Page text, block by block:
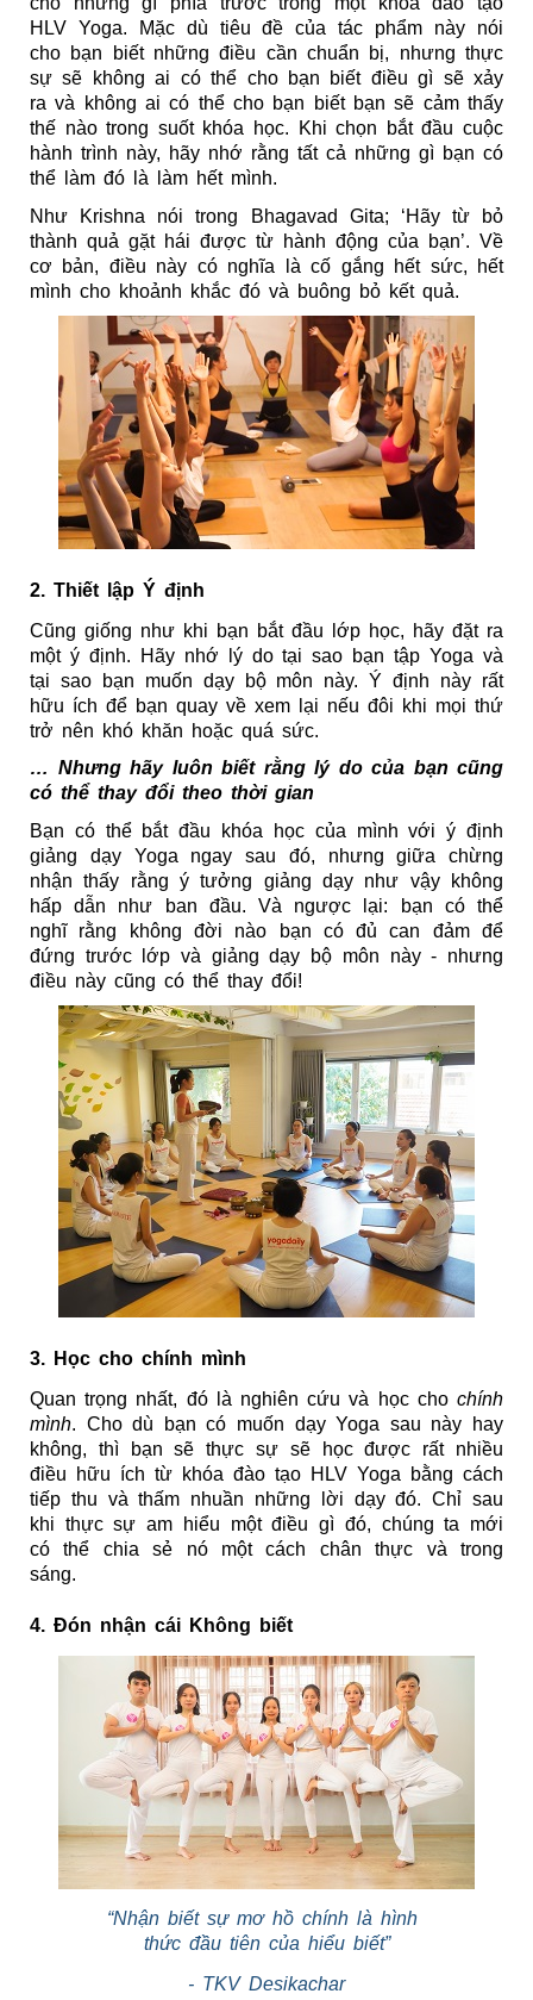
HLV Yoga. Mặc dù tiêu đề của tác phẩm này nói
cho bạn biết những điều cần chuẩn bị, nhưng thực
sự sẽ không ai có thể cho bạn biết điều gì sẽ xảy
ra và không ai có thể cho bạn biết bạn sẽ cảm thấy
thế nào trong suốt khóa học. Khi chọn bắt đầu cuộc
hành trình này, hãy nhớ rằng tất cả những gì bạn có
thể làm đó là làm hết mình.
Như Krishna nói trong Bhagavad Gita; ‘Hãy từ bỏ
thành quả gặt hái được từ hành động của bạn’. Về
cơ bản, điều này có nghĩa là cố gắng hết sức, hết
mình cho khoảnh khắc đó và buông bỏ kết quả.
2. Thiết lập Ý định
Cũng giống như khi bạn bắt đầu lớp học, hãy đặt ra
một ý định. Hãy nhớ lý do tại sao bạn tập Yoga và
tại sao bạn muốn dạy bộ môn này. Ý định này rất
hữu ích để bạn quay về xem lại nếu đôi khi mọi thứ
trở nên khó khăn hoặc quá sức.
… Nhưng hãy luôn biết rằng lý do của bạn cũng
có thể thay đổi theo thời gian
Bạn có thể bắt đầu khóa học của mình với ý định
giảng dạy Yoga ngay sau đó, nhưng giữa chừng
nhận thấy rằng ý tưởng giảng dạy như vậy không
hấp dẫn như ban đầu. Và ngược lại: bạn có thể
nghĩ rằng không đời nào bạn có đủ can đảm để
đứng trước lớp và giảng dạy bộ môn này - nhưng
điều này cũng có thể thay đổi!
3. Học cho chính mình
Quan trọng nhất, đó là nghiên cứu và học cho chính
mình. Cho dù bạn có muốn dạy Yoga sau này hay
không, thì bạn sẽ thực sự sẽ học được rất nhiều
điều hữu ích từ khóa đào tạo HLV Yoga bằng cách
tiếp thu và thấm nhuần những lời dạy đó. Chỉ sau
khi thực sự am hiểu một điều gì đó, chúng ta mới
có thể chia sẻ nó một cách chân thực và trong
sáng.
4. Đón nhận cái Không biết
“Nhận biết sự mơ hồ chính là hình
thức đầu tiên của hiểu biết”
- TKV Desikachar